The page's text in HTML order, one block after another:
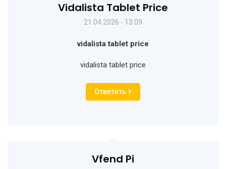
Vidalista Tablet Price
21.04.2026 - 13:09
vidalista tablet price
vidalista tablet price
Ответить
Vfend Pi